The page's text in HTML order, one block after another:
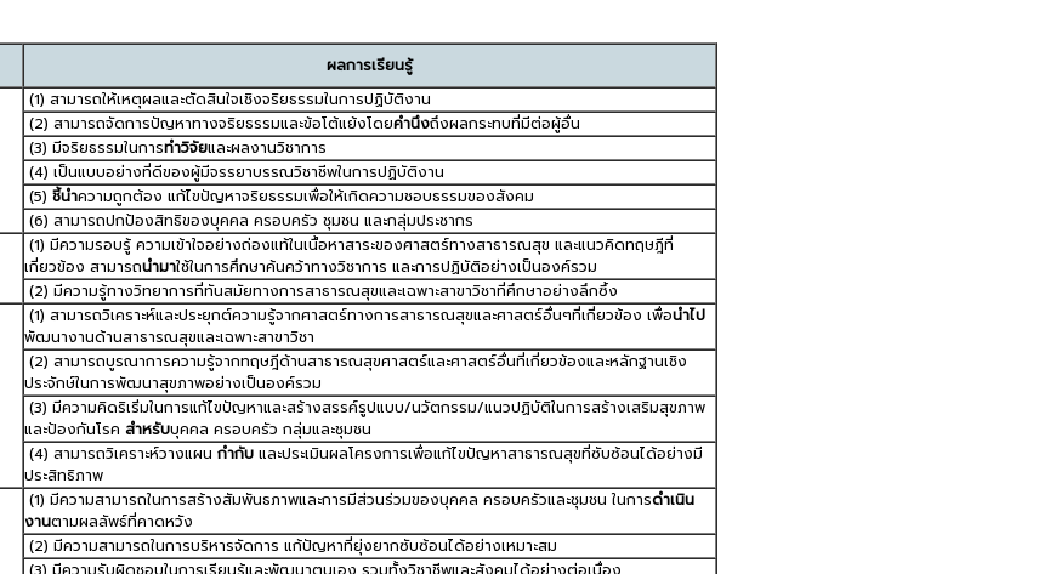
ผลการเรียนรู้
(1) สามารถให้เหตุผลและตัดสินใจเชิงจริยธรรมในการปฏิบัติงาน
(2) สามารถจัดการปัญหาทางจริยธรรมและข้อโต้แย้งโดยคำนึงถึงผลกระทบที่มีต่อผู้อื่น
(3) มีจริยธรรมในการทำวิจัยและผลงานวิชาการ
(4) เป็นแบบอย่างที่ดีของผู้มีจรรยาบรรณวิชาชีพในการปฏิบัติงาน
(5) ชี้นำความถูกต้อง แก้ไขปัญหาจริยธรรมเพื่อให้เกิดความชอบธรรมของสังคม
(6) สามารถปกป้องสิทธิของบุคคล ครอบครัว ชุมชน และกลุ่มประชากร
(1) มีความรอบรู้ ความเข้าใจอย่างถ่องแท้ในเนื้อหาสาระของศาสตร์ทางสาธารณสุข และแนวคิดทฤษฎีที่
เกี่ยวข้อง สามารถนำมาใช้ในการศึกษาค้นคว้าทางวิชาการ และการปฏิบัติอย่างเป็นองค์รวม
(2) มีความรู้ทางวิทยาการที่ทันสมัยทางการสาธารณสุขและเฉพาะสาขาวิชาที่ศึกษาอย่างลึกซึ้ง
(1) สามารถวิเคราะห์และประยุกต์ความรู้จากศาสตร์ทางการสาธารณสุขและศาสตร์อื่นๆที่เกี่ยวข้อง เพื่อนำไป
พัฒนางานด้านสาธารณสุขและเฉพาะสาขาวิชา
(2) สามารถบูรณาการความรู้จากทฤษฎีด้านสาธารณสุขศาสตร์และศาสตร์อื่นที่เกี่ยวข้องและหลักฐานเชิง
ประจักษ์ในการพัฒนาสุขภาพอย่างเป็นองค์รวม
(3) มีความคิดริเริ่มในการแก้ไขปัญหาและสร้างสรรค์รูปแบบ/นวัตกรรม/แนวปฏิบัติในการสร้างเสริมสุขภาพ
และป้องกันโรค สำหรับบุคคล ครอบครัว กลุ่มและชุมชน
(4) สามารถวิเคราะห์วางแผน กำกับ และประเมินผลโครงการเพื่อแก้ไขปัญหาสาธารณสุขที่ซับซ้อนได้อย่างมี
ประสิทธิภาพ
(1) มีความสามารถในการสร้างสัมพันธภาพและการมีส่วนร่วมของบุคคล ครอบครัวและชุมชน ในการดำเนิน
งานตามผลลัพธ์ที่คาดหวัง
(2) มีความสามารถในการบริหารจัดการ แก้ปัญหาที่ยุ่งยากซับซ้อนได้อย่างเหมาะสม